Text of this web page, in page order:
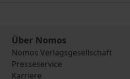
Über Nomos
Nomos Verlagsgesellschaft
Presseservice
Karriere